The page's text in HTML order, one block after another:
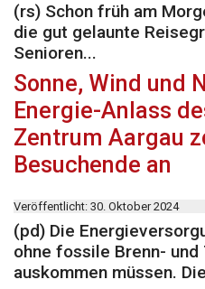
(rs) Schon früh am
die gut gelaunte
Senioren...
Sonne, Wind und
Energie-Anlass
Zentrum Aargau
Besuchende an
Veröffentlicht: 30. Oktober 2024
(pd) Die
ohne fossile Brenn-
auskommen müssen.